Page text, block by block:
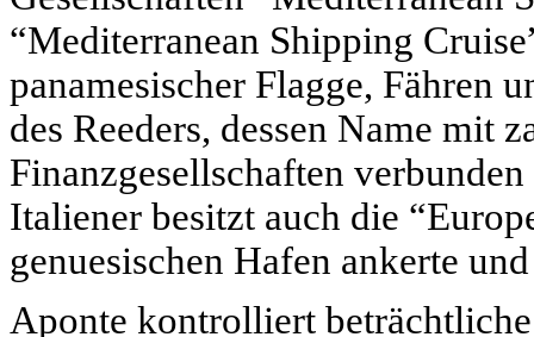
“Mediterranean Shipping
panamesischer Flagge, Fähren
des Reeders, dessen Name mit
Finanzgesellschaften
Italiener besitzt auch die
genuesischen Hafen ankerte
Aponte kontrolliert